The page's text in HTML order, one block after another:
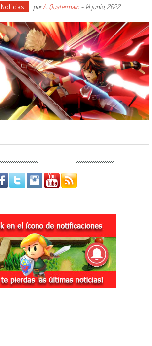
Noticias porA. Quatermain- 14 junio, 2022